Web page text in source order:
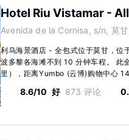
Hotel Riu Vistamar -
Avenida de la Cornisa, s/n, 莫
利乌海景酒店 - 全包式位于莫甘，
波多黎各海滩不到 10 分钟车程。 此
里），距离Yumbo (云博)购物中心
8.6/10 好 873 评论